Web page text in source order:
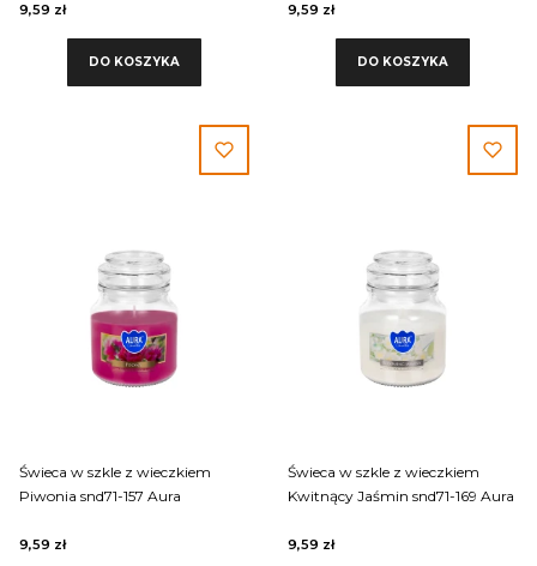
9,59 zł
DO KOSZYKA
9,59 zł
DO KOSZYKA
Świeca w szkle z wieczkiem
Piwonia snd71-157 Aura
9,59 zł
Świeca w szkle z wieczkiem
Kwitnący Jaśmin snd71-169 Aura
9,59 zł